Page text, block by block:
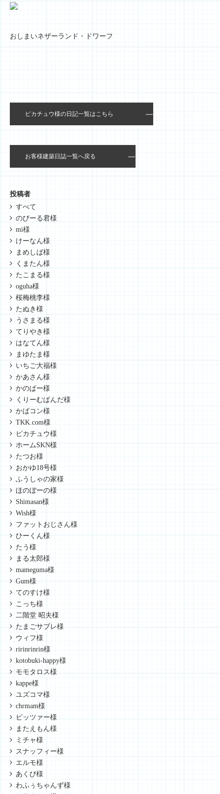
おしまいネザーランド・ドワーフ
ピカチュウ様の日記一覧はこちら
お客様建築日誌一覧へ戻る
投稿者
すべて
のびーる君様
mi様
けーなん様
まめしば様
くまたん様
たこまる様
oguha様
桜梅桃李様
たぬき様
うさまる様
てりやき様
はなてん様
まゆたま様
いちご大福様
かあさん様
かのぱー様
くりーむぱんだ様
かばコン様
TKK.com様
ピカチュウ様
ホームSKN様
たつお様
おかゆ18号様
ふうしゃの家様
ほのぼーの様
Shimasan様
Wish様
ファットおじさん様
ひーくん様
たう様
まる太郎様
mameguma様
Gum様
てのすけ様
こっち様
二階堂 昭夫様
たまごサブレ様
ウィフ様
ririnrinrin様
kotobuki-happy様
モモタロス様
kappe様
ユズコマ様
chrmam様
ビッツァー様
またえもん様
ミチャ様
スナッフィー様
エルモ様
あくび様
わふぅちゃんず様